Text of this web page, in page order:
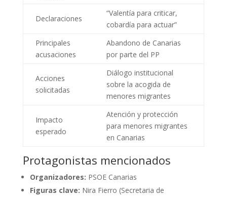
Declaraciones
“Valentía para criticar,
cobardía para actuar”
Principales
acusaciones
Abandono de Canarias
por parte del PP
Acciones
solicitadas
Diálogo institucional
sobre la acogida de
menores migrantes
Impacto
esperado
Atención y protección
para menores migrantes
en Canarias
Protagonistas mencionados
Organizadores: PSOE Canarias
Figuras clave: Nira Fierro (Secretaria de